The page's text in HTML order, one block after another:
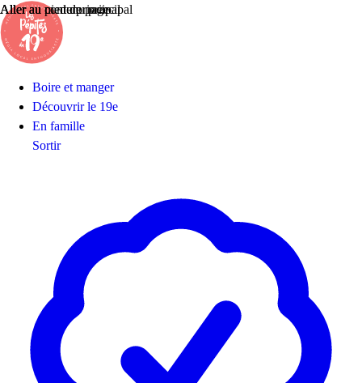
Aller au contenu principal
Aller au menu principal
Aller au pied de page
Boire et manger
Découvrir le 19e
En famille
Sortir
Panneau de gestion des cookies